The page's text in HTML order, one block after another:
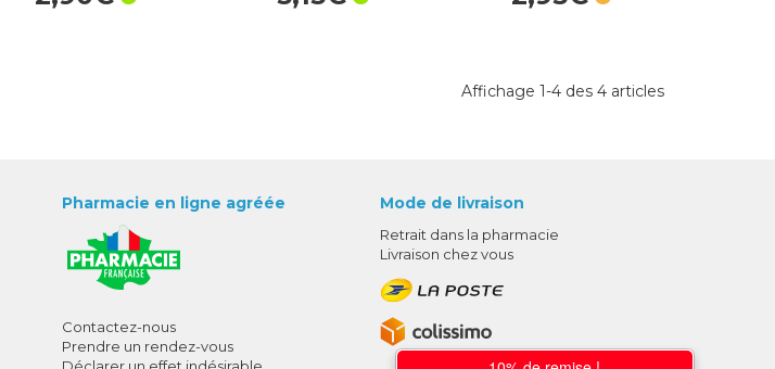
Affichage 1-4 des 4 articles
Pharmacie en ligne agréée
Contactez-nous
Prendre un rendez-vous
Mode de livraison
Retrait dans la pharmacie
Livraison chez vous